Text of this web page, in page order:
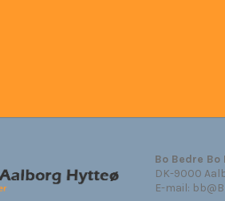
Bo Bedre
DK-9000
E-mail: